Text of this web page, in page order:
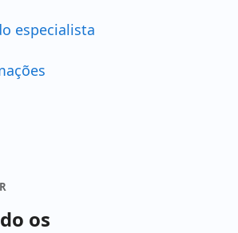
especialista
os